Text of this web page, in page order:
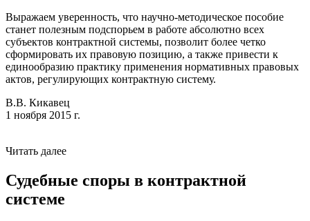
Выражаем уверенность, что научно-методическое пособие
станет полезным подспорьем в работе абсолютно всех
субъектов контрактной системы, позволит более четко
сформировать их правовую позицию, а также привести к
единообразию практику применения нормативных правовых
актов, регулирующих контрактную систему.
В.В. Кикавец
1 ноября 2015 г.
Читать далее
Судебные споры в контрактной
системе